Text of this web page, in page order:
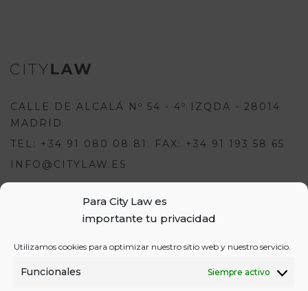
Para City Law es
importante tu privacidad
Utilizamos cookies para optimizar nuestro sitio web y nuestro servicio.
Funcionales Siempre activo
CALLE DE ALCALÁ Nº 54 - 4º IZQDA - 28014
MADRID
TEL: +34 91 080 08 81. FAX: +34 91 193 58 65
INFO@CITYLAW.ES
INICIAR SESIÓN